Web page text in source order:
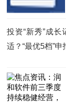
投资“新秀”成
适？“最优5档”申